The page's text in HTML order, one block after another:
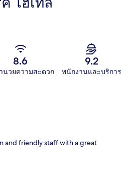
8.6
นวยความสะดวก
9.2
พนักงานและบริการ
and friendly staff with a great